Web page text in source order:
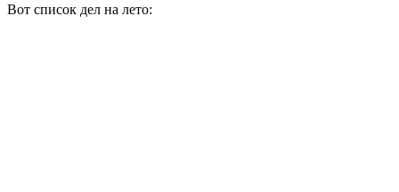
Вот список дел на лето: